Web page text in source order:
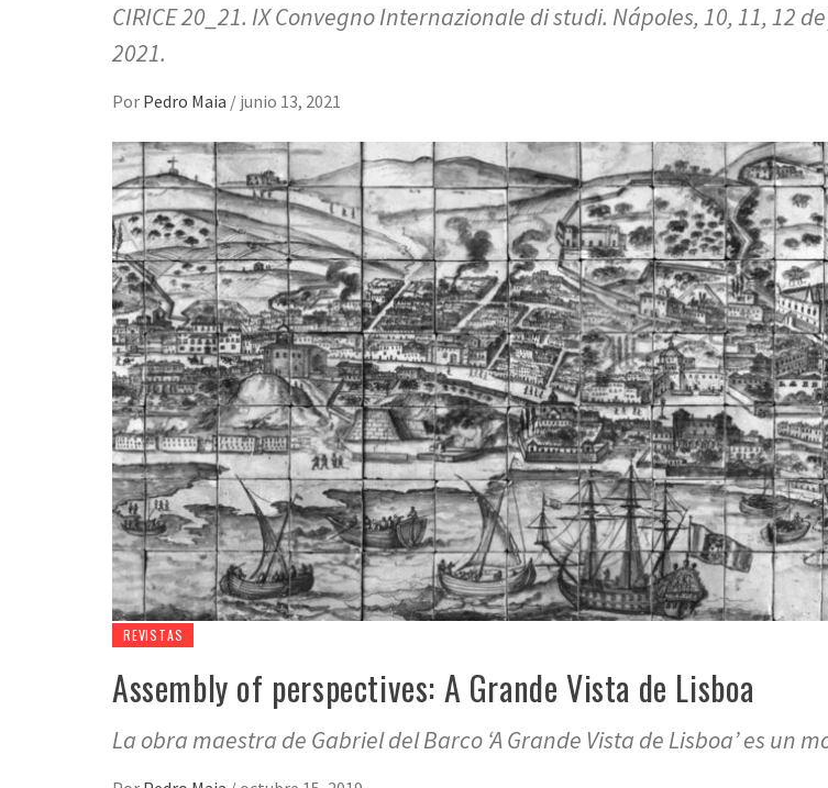
CIRICE 20_21. IX Convegno Internazionale di studi. Nápoles, 10, 11, 12
2021.
Por Pedro Maia / junio 13, 2021
REVISTAS
Assembly of perspectives: A Grande Vista de Lisboa
La obra maestra de Gabriel del Barco ‘A Grande Vista de Lisboa’ es un